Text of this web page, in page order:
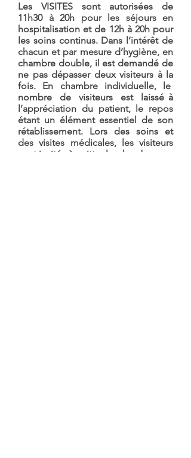
Les VISITES sont autorisées de
11h30 à 20h pour les séjours en
hospitalisation et de 12h à 20h pour
les soins continus.Dans l’intérêt de
chacun et par mesure d’hygiène, en
chambre double, il est demandé de
ne pas dépasser deux visiteurs à la
fois. En chambre individuelle, le
nombre de visiteurs est laissé à
l’appréciation du patient, le repos
étant un élément essentiel de son
rétablissement. Lors des soins et
des visites médicales, les visiteurs
sont invités à quitter la chambre.